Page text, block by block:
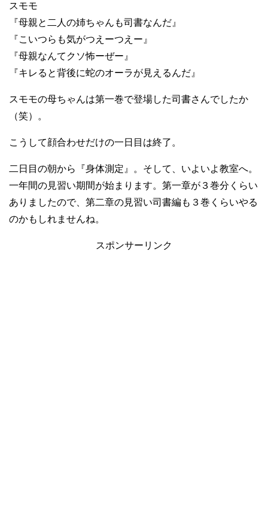
スモモ
『母親と二人の姉ちゃんも司書なんだ』
『こいつらも気がつえーつえー』
『母親なんてクソ怖ーぜー』
『キレると背後に蛇のオーラが見えるんだ』
スモモの母ちゃんは第一巻で登場した司書さんでしたか
（笑）。
こうして顔合わせだけの一日目は終了。
二日目の朝から『身体測定』。そして、いよいよ教室へ。
一年間の見習い期間が始まります。第一章が３巻分くらい
ありましたので、第二章の見習い司書編も３巻くらいやる
のかもしれませんね。
スポンサーリンク